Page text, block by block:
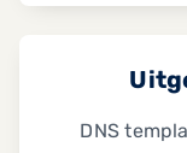
DNS